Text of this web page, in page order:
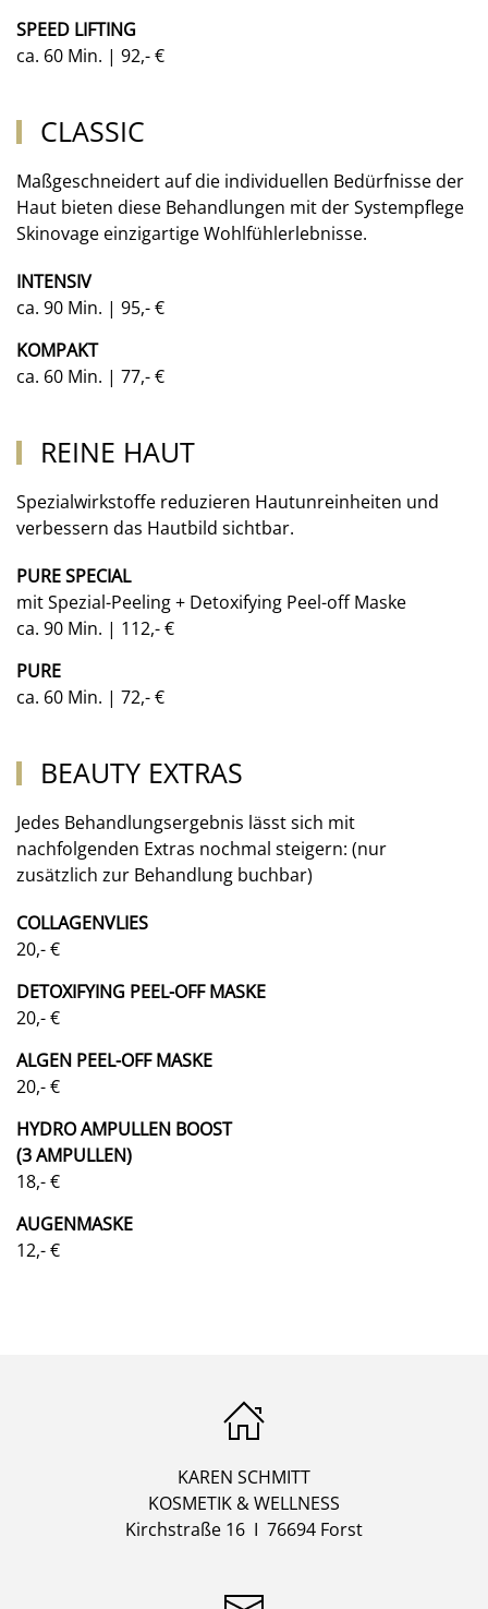
SPEED LIFTING
ca. 60 Min. | 92,- €
CLASSIC
Maßgeschneidert auf die individuellen Bedürfnisse der
Haut bieten diese Behandlungen mit der Systempflege
Skinovage einzigartige Wohlfühlerlebnisse.
INTENSIV
ca. 90 Min. | 95,- €
KOMPAKT
ca. 60 Min. | 77,- €
REINE HAUT
Spezialwirkstoffe reduzieren Hautunreinheiten und
verbessern das Hautbild sichtbar.
PURE SPECIAL
mit Spezial-Peeling + Detoxifying Peel-off Maske
ca. 90 Min. | 112,- €
PURE
ca. 60 Min. | 72,- €
BEAUTY EXTRAS
Jedes Behandlungsergebnis lässt sich mit
nachfolgenden Extras nochmal steigern: (nur
zusätzlich zur Behandlung buchbar)
COLLAGENVLIES
20,- €
DETOXIFYING PEEL-OFF MASKE
20,- €
ALGEN PEEL-OFF MASKE
20,- €
HYDRO AMPULLEN BOOST
(3 AMPULLEN)
18,- €
AUGENMASKE
12,- €
KAREN SCHMITT
KOSMETIK & WELLNESS
Kirchstraße 16 I 76694 Forst